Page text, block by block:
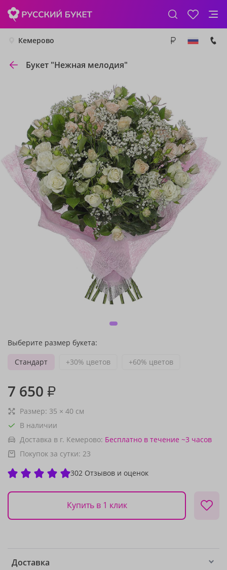
Кемерово
Букет "Нежная мелодия"
Выберите размер букета:
Стандарт
+30% цветов +60% цветов
7 650 ₽
Размер: 35 × 40 см
В наличии
Доставка в г. Кемерово: Бесплатно в течение ~3 часов
Покупок за сутки: 23
302 Отзывов и оценок
Купить в 1 клик
Доставка